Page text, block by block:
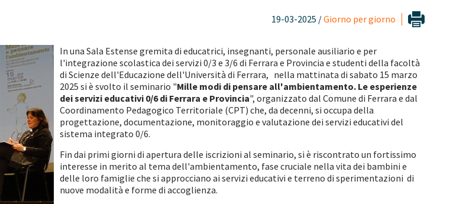
19-03-2025 /Giorno per giorno
In una Sala Estense gremita di educatrici, insegnanti, personale ausiliario e per
l'integrazione scolastica dei servizi 0/3 e 3/6 di Ferrara e Provincia e studenti della facoltà
di Scienze dell'Educazione dell'Università di Ferrara, nella mattinata di sabato 15 marzo
2025 si è svolto il seminario "Mille modi di pensare all'ambientamento. Le esperienze
dei servizi educativi 0/6 di Ferrara e Provincia", organizzato dal Comune di Ferrara e dal
Coordinamento Pedagogico Territoriale (CPT) che, da decenni, si occupa della
progettazione, documentazione, monitoraggio e valutazione dei servizi educativi del
sistema integrato 0/6.
Fin dai primi giorni di apertura delle iscrizioni al seminario, si è riscontrato un fortissimo
interesse in merito al tema dell'ambientamento, fase cruciale nella vita dei bambini e
delle loro famiglie che si approcciano ai servizi educativi e terreno di sperimentazioni di
nuove modalità e forme di accoglienza.